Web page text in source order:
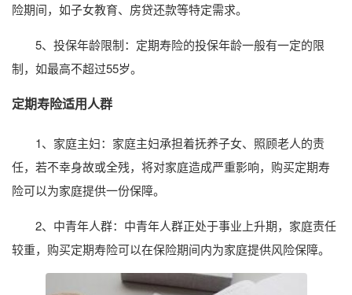
险期间，如子女教育、房贷还款等特定需求。
5、投保年龄限制：定期寿险的投保年龄一般有一定的限
制，如最高不超过55岁。
定期寿险适用人群
1、家庭主妇：家庭主妇承担着抚养子女、照顾老人的责
任，若不幸身故或全残，将对家庭造成严重影响，购买定期寿
险可以为家庭提供一份保障。
2、中青年人群：中青年人群正处于事业上升期，家庭责任
较重，购买定期寿险可以在保险期间内为家庭提供风险保障。